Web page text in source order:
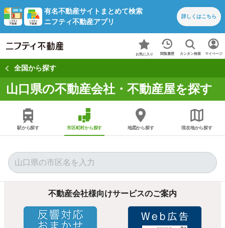
有名不動産サイトまとめて検索
ニフティ不動産アプリ
詳しくはこちら
お気に入り 閲覧履歴 カンタン検索 マイページ
全国から探す
山口県の不動産会社・不動産屋を探す
駅から探す 市区町村から探す 地図から探す 現在地から探す
不動産会社様向けサービスのご案内